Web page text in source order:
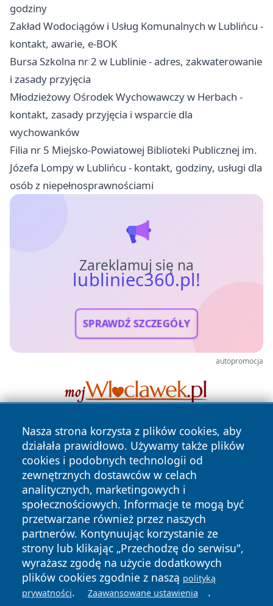
godziny
Zakład Wodociągów i Usług Komunalnych w Lublińcu -
kontakt, awarie, e-BOK
Bursa Szkolna nr 2 w Lublinie - adres, zakwaterowanie
i zasady przyjęcia
Młodzieżowy Ośrodek Wychowawczy w Herbach -
kontakt, zasady przyjęcia i wsparcie dla
wychowanków
Filia nr 5 Miejsko-Powiatowej Biblioteki Publicznej im.
Józefa Lompy w Lublińcu - kontakt, godziny, usługi dla
osób z niepełnosprawnościami
Zareklamuj się na
lubliniec360.pl!
SPRAWDŹ SZCZEGÓŁY
autopromocja
Nasza strona korzysta z plików cookies, aby
działała prawidłowo. Używamy także plików
cookies i podobnych technologii od
zewnętrznych dostawców w celach
analitycznych, marketingowych i
społecznościowych. Informacje te mogą być
przetwarzane również przez naszych
partnerów. Kontynuując korzystanie ze
strony lub klikając „Przechodzę do serwisu",
wyrażasz zgodę na użycie dodatkowych
plików cookies zgodnie z naszą polityką
prywatności. Zaawansowane ustawienia .
Copyright © 2026 lubliniec360.pl Wszystkie prawa
zastrzeżone.
News Autorzy
Polityka
Prywatności
Polityka
Cookies